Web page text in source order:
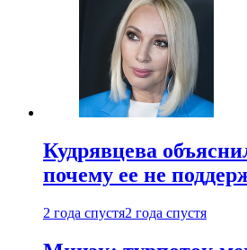
Кудрявцева
почему ее не
2 года спустя2 года спустя